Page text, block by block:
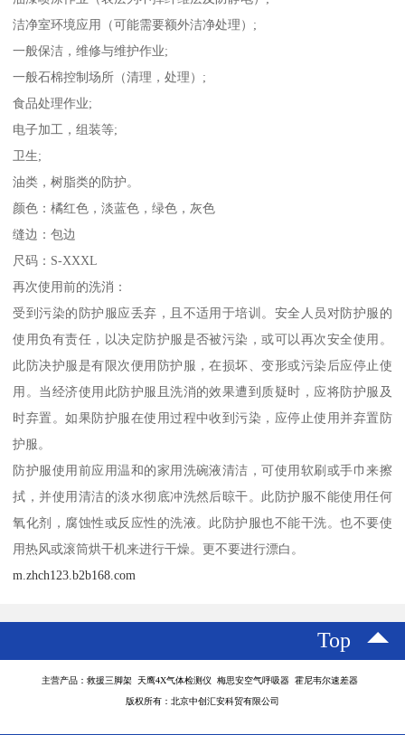
洁净室环境应用（可能需要额外洁净处理）;
一般保洁，维修与维护作业;
一般石棉控制场所（清理，处理）;
食品处理作业;
电子加工，组装等;
卫生;
油类，树脂类的防护。
颜色：橘红色，淡蓝色，绿色，灰色
缝边：包边
尺码：S-XXXL
再次使用前的洗消：
受到污染的防护服应丢弃，且不适用于培训。安全人员对防护服的
使用负有责任，以决定防护服是否被污染，或可以再次安全使用。
此防决护服是有限次便用防护服，在损坏、变形或污染后应停止使
用。当经济使用此防护服且洗消的效果遭到质疑时，应将防护服及
时弃置。如果防护服在使用过程中收到污染，应停止使用并弃置防
护服。
防护服使用前应用温和的家用洗碗液清洁，可使用软刷或手巾来擦
拭，并使用清洁的淡水彻底冲洗然后晾干。此防护服不能使用任何
氧化剂，腐蚀性或反应性的洗液。此防护服也不能干洗。也不要使
用热风或滚筒烘干机来进行干燥。更不要进行漂白。
m.zhch123.b2b168.com
Top
主营产品：救援三脚架 天鹰4X气体检测仪 梅思安空气呼吸器 霍尼韦尔速差器
版权所有：北京中创汇安科贸有限公司